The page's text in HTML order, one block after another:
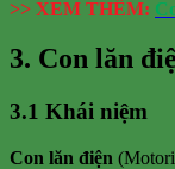
>> XEM THÊM:
3. Con lăn
3.1 Khái niệm
Con lăn điện